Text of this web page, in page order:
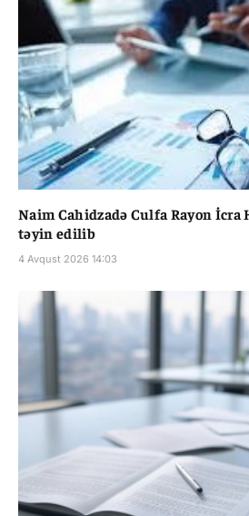
Naim Cahidzadə Culfa Rayon İcra
təyin edilib
4 Avqust 2026 14:03